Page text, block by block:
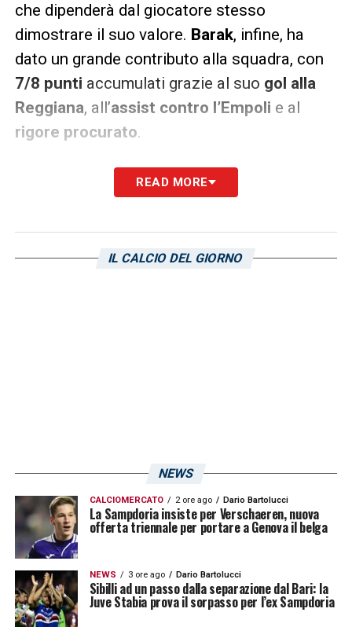
che dipenderà dal giocatore stesso
dimostrare il suo valore. Barak, infine, ha
dato un grande contributo alla squadra, con
7/8 punti accumulati grazie al suo gol alla
Reggiana, all’assist contro l’Empoli e al
rigore procurato.
La possibile squalifica di Foti e
Un altro tema delicato riguarda lapossibile
squalificadi FotieGregucciper la gestione
situazione».
Con il mercato invernale chiuso, la
Sampdoria
lottare per la salvezza, e Mancini è fiducioso
che la squadra possa finalmente uscire dalla
difficile situazione in cui si trova.
READ MORE
IL CALCIO DEL GIORNO
NEWS
CALCIOMERCATO 2 ore ago Dario Bartolucci
La Sampdoria insiste per Verschaeren, nuova
offerta triennale per portare a Genova il belga
NEWS 3 ore ago Dario Bartolucci
Sibilli ad un passo dalla separazione dal Bari: la
Juve Stabia prova il sorpasso per l’ex Sampdoria